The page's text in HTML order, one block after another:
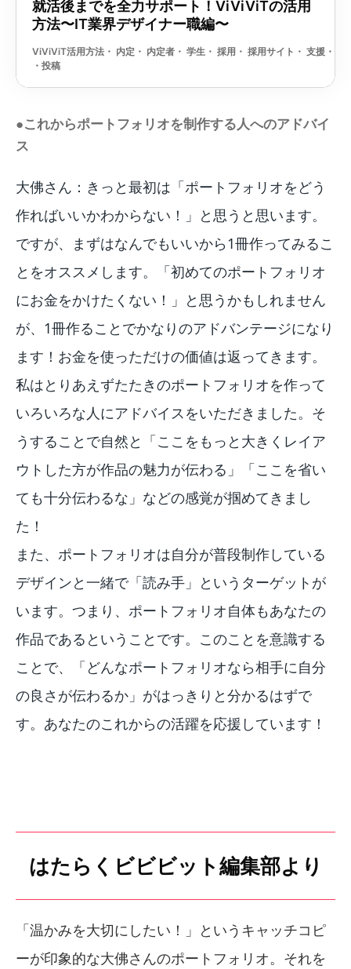
●これからポートフォリオを制作する人へのアドバイ
ス
大佛さん：きっと最初は「ポートフォリオをどう
作ればいいかわからない！」と思うと思います。
ですが、まずはなんでもいいから1冊作ってみるこ
とをオススメします。「初めてのポートフォリオ
にお金をかけたくない！」と思うかもしれません
が、1冊作ることでかなりのアドバンテージになり
ます！お金を使っただけの価値は返ってきます。
私はとりあえずたたきのポートフォリオを作って
いろいろな人にアドバイスをいただきました。そ
うすることで自然と「ここをもっと大きくレイア
ウトした方が作品の魅力が伝わる」「ここを省い
ても十分伝わるな」などの感覚が掴めてきまし
た！
また、ポートフォリオは自分が普段制作している
デザインと一緒で「読み手」というターゲットが
います。つまり、ポートフォリオ自体もあなたの
作品であるということです。このことを意識する
ことで、「どんなポートフォリオなら相手に自分
の良さが伝わるか」がはっきりと分かるはずで
す。あなたのこれからの活躍を応援しています！
はたらくビビビット編集部より
「温かみを大切にしたい！」というキャッチコピ
ーが印象的な大佛さんのポートフォリオ。それを